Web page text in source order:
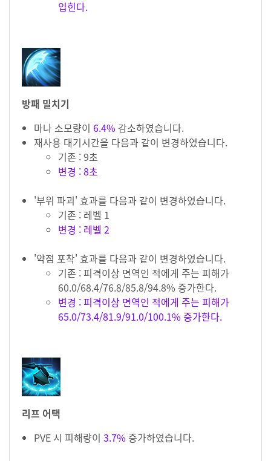
입힌다.
방패 밀치기
마나 소모량이 6.4% 감소하였습니다.
재사용 대기시간을 다음과 같이 변경하였습니다.
기존 : 9초
변경 : 8초
'부위 파괴' 효과를 다음과 같이 변경하였습니다.
기존 : 레벨 1
변경 : 레벨 2
'약점 포착' 효과를 다음과 같이 변경하였습니다.
기존 : 피격이상 면역인 적에게 주는 피해가
60.0/68.4/76.8/85.8/94.8% 증가한다.
변경 : 피격이상 면역인 적에게 주는 피해가
65.0/73.4/81.9/91.0/100.1% 증가한다.
리프 어택
PVE 시 피해량이 3.7% 증가하였습니다.